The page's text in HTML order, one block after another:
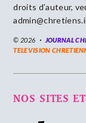
droits d’auteur,
© 2026 JOURNAL
TELEVISION
NOS SITES